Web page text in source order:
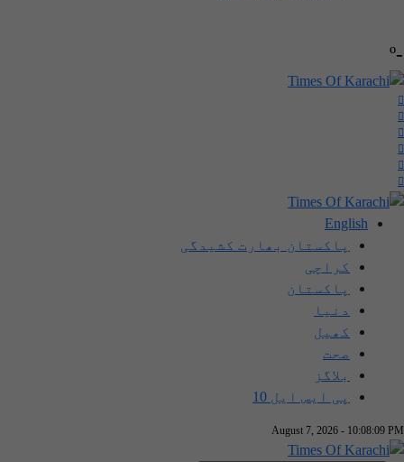
-º
English
پاکستان بھارت کشیدگی
کراچی
پاکستان
دنیا
کھیل
صحت
بلاگز
پی ایس ایل 10
August 7, 2026 - 10:08:09 PM